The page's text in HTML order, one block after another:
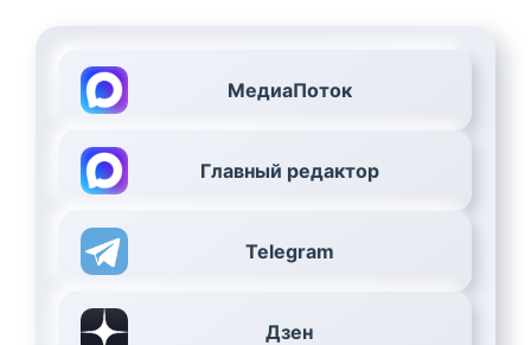
МедиаПоток
Главный редактор
Telegram
Дзен